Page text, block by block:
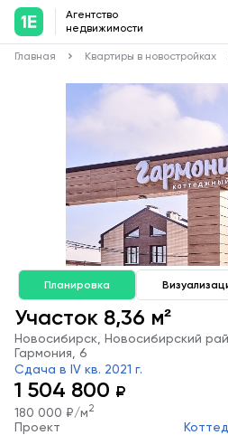
Агентство
недвижимости
Главная Квартиры в новостройках
Планировка
Участок 8,36 м²
Новосибирск, Новосибирский
Гармония, 6
Сдача в IV кв. 2021 г.
1 504 800 ₽
180 000 ₽/м2
Проект